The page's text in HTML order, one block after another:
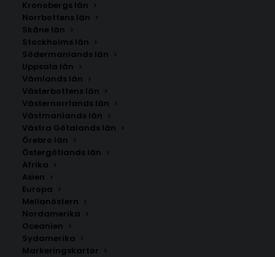
Kronobergs län
Norrbottens län
Skåne län
Stockholms län
Södermanlands län
Uppsala län
Vämlands län
Västerbottens län
Västernorrlands län
Västmanlands län
Västra Götalands län
Örebro län
Östergötlands län
Afrika
Asien
Europa
Mellanöstern
Nordamerika
Oceanien
Sydamerika
Markeringskartor
Kiruna
Storlek
Stil
350.00 kr